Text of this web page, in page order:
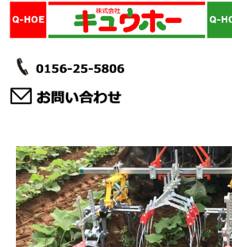
カタログ・冊子 DL
説明書
製品一覧